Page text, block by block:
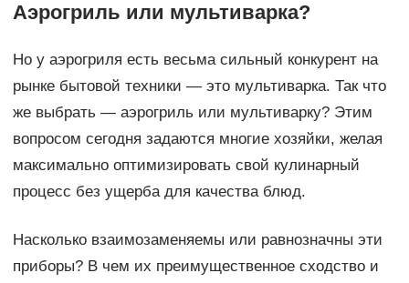
Аэрогриль или мультиварка?
Но у аэрогриля есть весьма сильный конкурент на
рынке бытовой техники — это мультиварка. Так что
же выбрать — аэрогриль или мультиварку? Этим
вопросом сегодня задаются многие хозяйки, желая
максимально оптимизировать свой кулинарный
процесс без ущерба для качества блюд.
Насколько взаимозаменяемы или равнозначны эти
приборы? В чем их преимущественное сходство и